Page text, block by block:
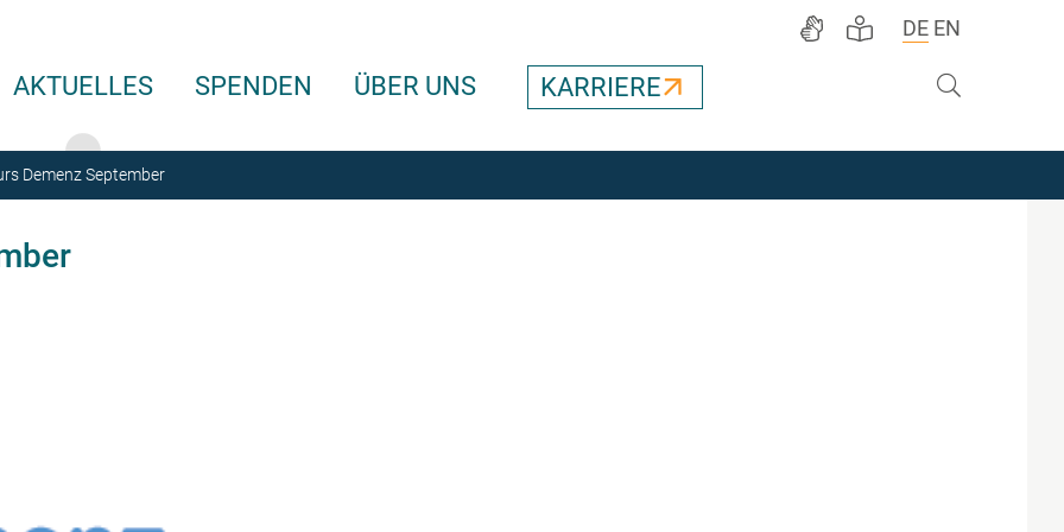
AKTUELLES SPENDEN ÜBER UNS KARRIERE
DE EN
Demenz September